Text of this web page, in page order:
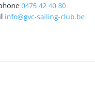
0475 42 40 80
info@gvc-sailing-club.be